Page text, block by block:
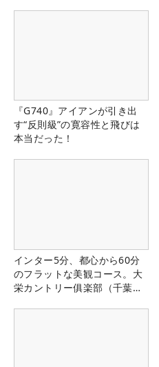
『G740』アイアンが引き出
す“反則級”の寛容性と飛びは
本当だった！
インター5分、都心から60分
のフラットな美観コース。大
栄カントリー俱楽部（千葉